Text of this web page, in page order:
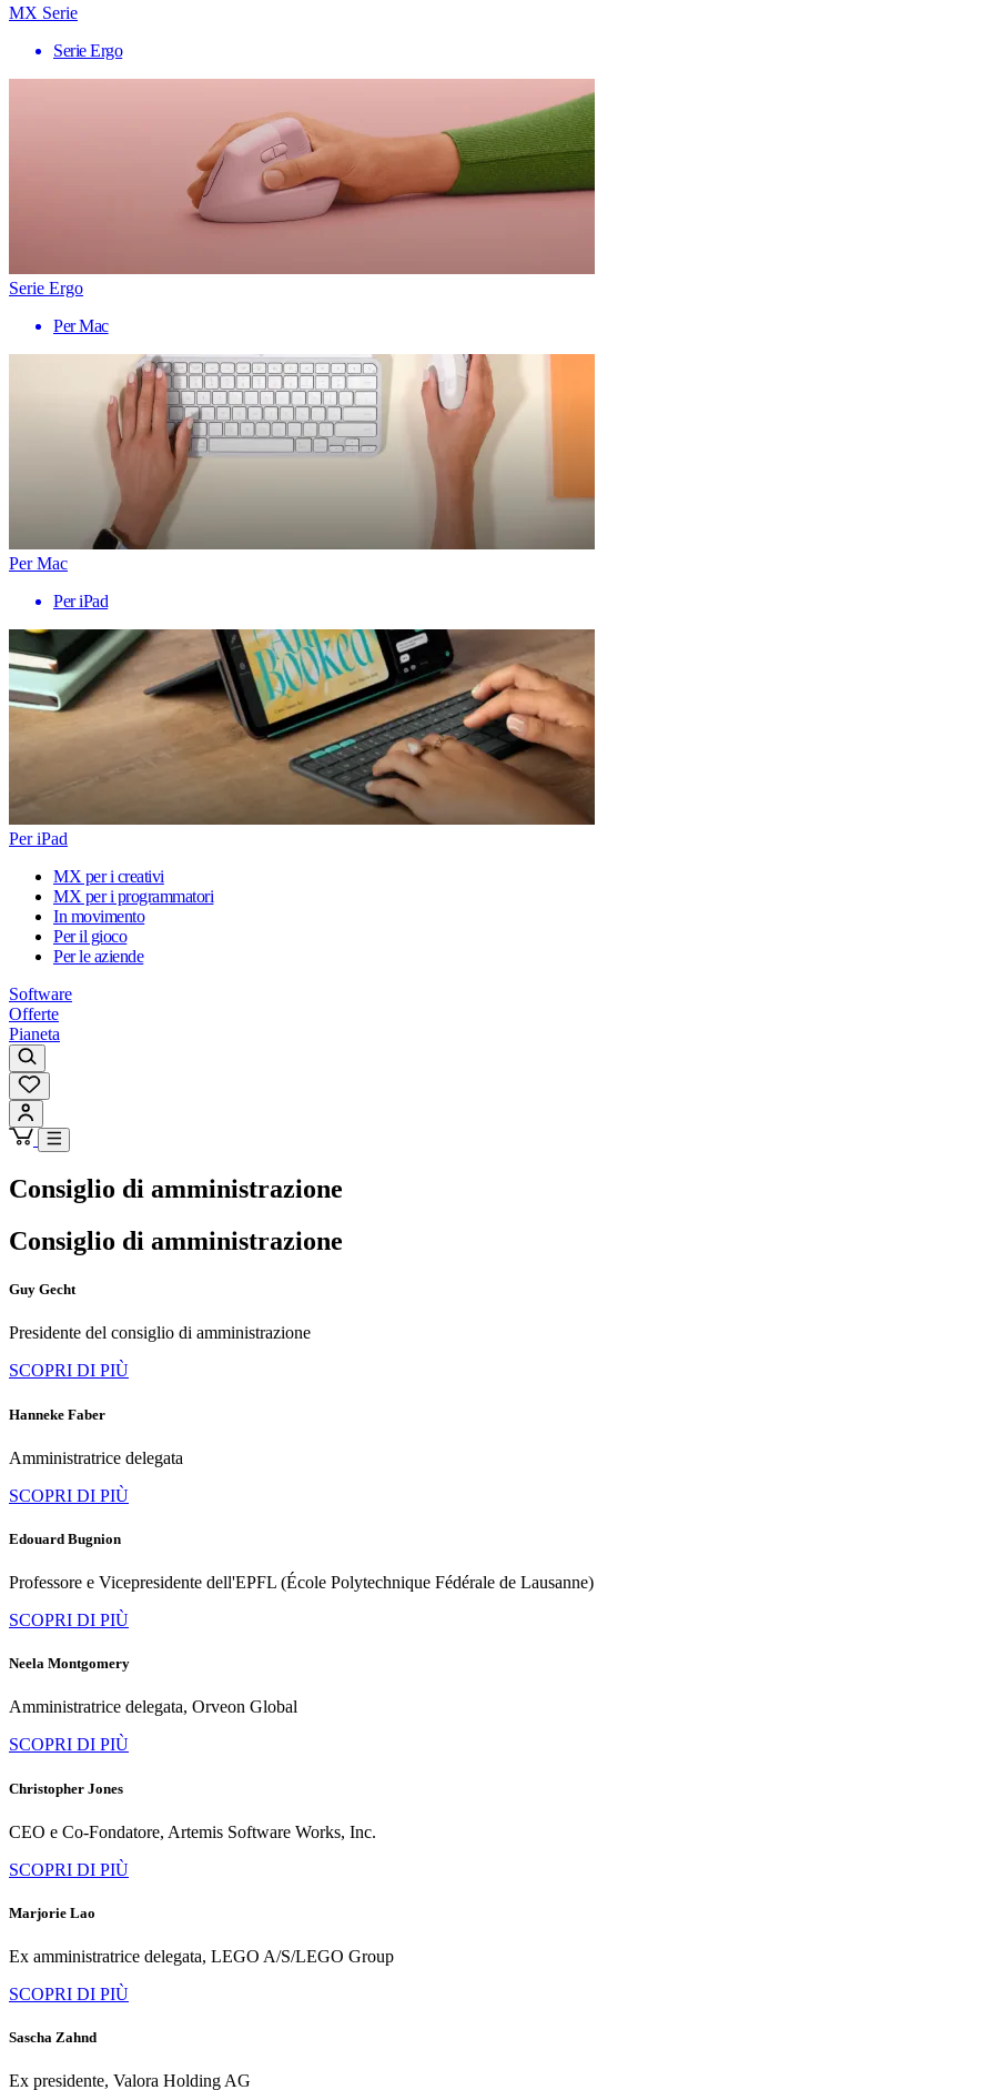
MX Serie
Serie Ergo
Serie Ergo
Per Mac
Per Mac
Per iPad
Per iPad
MX per i creativi
MX per i programmatori
In movimento
Per il gioco
Per le aziende
Software
Offerte
Pianeta
Consiglio di amministrazione
Consiglio di amministrazione
Guy Gecht
Presidente del consiglio di amministrazione
SCOPRI DI PIÙ
Hanneke Faber
Amministratrice delegata
SCOPRI DI PIÙ
Edouard Bugnion
Professore e Vicepresidente dell'EPFL (École Polytechnique Fédérale de Lausanne)
SCOPRI DI PIÙ
Neela Montgomery
Amministratrice delegata, Orveon Global
SCOPRI DI PIÙ
Christopher Jones
CEO e Co-Fondatore, Artemis Software Works, Inc.
SCOPRI DI PIÙ
Marjorie Lao
Ex amministratrice delegata, LEGO A/S/LEGO Group
SCOPRI DI PIÙ
Sascha Zahnd
Ex presidente, Valora Holding AG